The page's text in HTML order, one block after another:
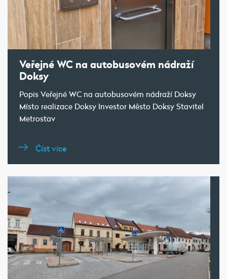
Veřejné WC na autobusovém nádraží
Doksy
Popis Veřejné WC na autobusovém nádraží Doksy
Místo realizace Doksy Investor Město Doksy Stavitel
Metrostav
Číst více